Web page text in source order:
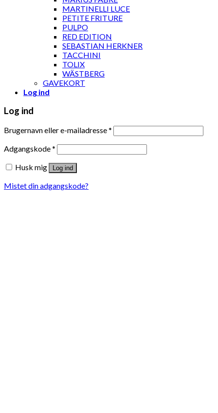
MARTINELLI LUCE
PETITE FRITURE
PULPO
RED EDITION
SEBASTIAN HERKNER
TACCHINI
TOLIX
WÄSTBERG
GAVEKORT
Log ind
Log ind
Brugernavn eller e-mailadresse*
Adgangskode*
Husk mig
Log ind
Mistet din adgangskode?